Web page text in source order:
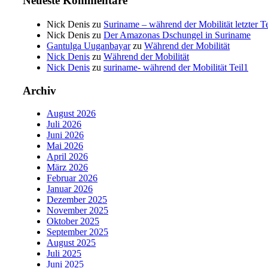
Nick Denis zu Suriname – während der Mobilität letzter
Nick Denis zu Der Amazonas Dschungel in Suriname
Gantulga Uuganbayarzu Während der Mobilität
Nick Denis zu Während der Mobilität
Nick Denis zu suriname- während der Mobilität Teil1
Archiv
August 2026
Juli 2026
Juni 2026
Mai 2026
April 2026
März 2026
Februar 2026
Januar 2026
Dezember 2025
November 2025
Oktober 2025
September 2025
August 2025
Juli 2025
Juni 2025